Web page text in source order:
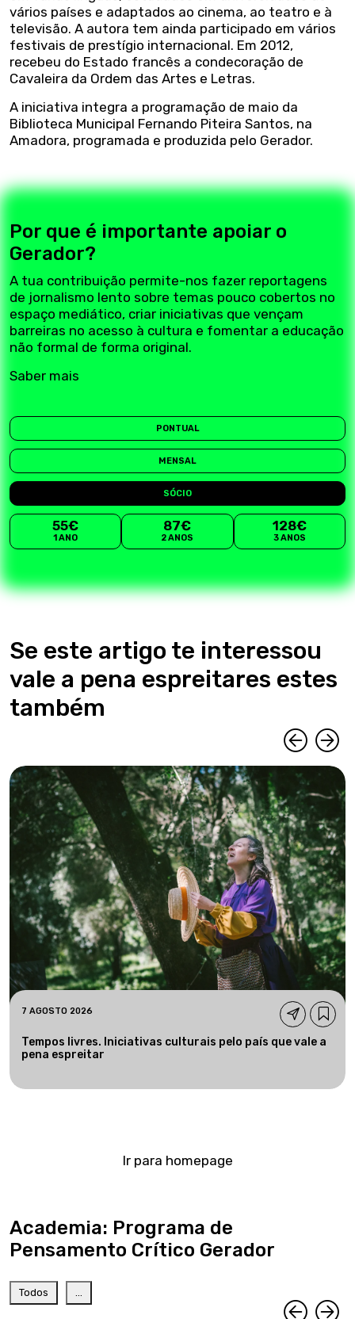
vários países e adaptados ao cinema, ao teatro e à
televisão. A autora tem ainda participado em vários
festivais de prestígio internacional. Em 2012,
recebeu do Estado francês a condecoração de
Cavaleira da Ordem das Artes e Letras.
A iniciativa integra a programação de maio da
Biblioteca Municipal Fernando Piteira Santos, na
Amadora, programada e produzida pelo Gerador.
Por que é importante apoiar o
Gerador?
A tua contribuição permite-nos fazer reportagens
de jornalismo lento sobre temas pouco cobertos no
espaço mediático, criar iniciativas que vençam
barreiras no acesso à cultura e fomentar a educação
não formal de forma original.
Saber mais
PONTUAL
MENSAL
SÓCIO
55€
1 ANO
87€
2 ANOS
128€
3 ANOS
Se este artigo te interessou
vale a pena espreitares estes
também
7 AGOSTO 2026
Tempos livres. Iniciativas culturais pelo país que vale a
pena espreitar
Ir para homepage
Academia: Programa de
Pensamento Crítico Gerador
Todos